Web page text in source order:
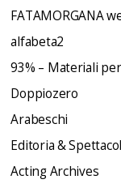
FATAMORGANA
alfabeta2
93% – Materiali
Doppiozero
Arabeschi
Editoria &
Acting Archives